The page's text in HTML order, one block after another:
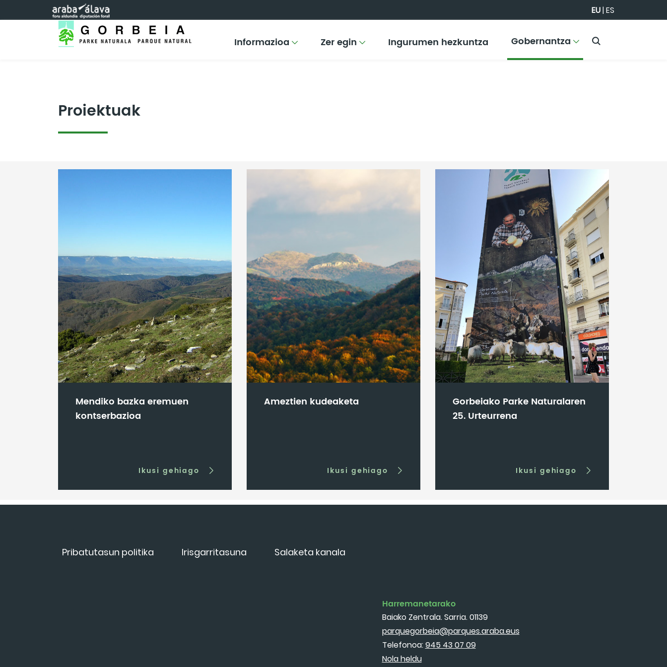
Eduki nagusira joan EU|ES
Informazioa Zer egin Ingurumen hezkuntza Gobernantza
Proiektuak
Mendiko bazka eremuen
kontserbazioa
Ikusi gehiago
Ameztien kudeaketa
Ikusi gehiago
Gorbeiako Parke Naturalaren
25. Urteurrena
Ikusi gehiago
Pribatutasun politika Irisgarritasuna Salaketa kanala
Harremanetarako
Baiako Zentrala. Sarria. 01139
parquegorbeia@parques.araba.eus
Telefonoa:945 43 07 09
Nola heldu